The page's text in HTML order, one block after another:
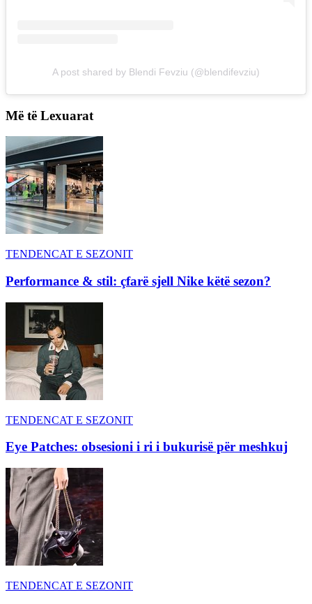
A post shared by Blendi Fevziu (@blendifevziu)
Më të Lexuarat
TENDENCAT E SEZONIT
Performance & stil: çfarë sjell Nike këtë sezon?
TENDENCAT E SEZONIT
Eye Patches: obsesioni i ri i bukurisë për meshkuj
TENDENCAT E SEZONIT